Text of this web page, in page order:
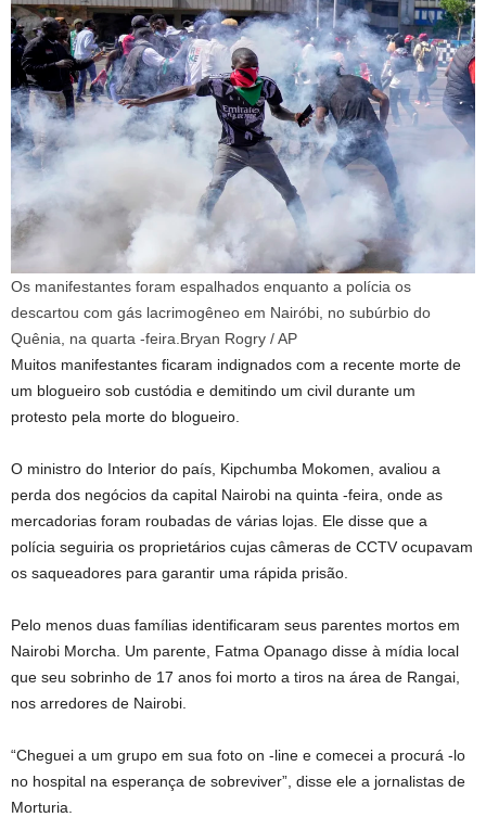
Os manifestantes foram espalhados enquanto a polícia os
descartou com gás lacrimogêneo em Nairóbi, no subúrbio do
Quênia, na quarta -feira. Bryan Rogry / AP
Muitos manifestantes ficaram indignados com a recente morte de
um blogueiro sob custódia e demitindo um civil durante um
protesto pela morte do blogueiro.
O ministro do Interior do país, Kipchumba Mokomen, avaliou a
perda dos negócios da capital Nairobi na quinta -feira, onde as
mercadorias foram roubadas de várias lojas. Ele disse que a
polícia seguiria os proprietários cujas câmeras de CCTV ocupavam
os saqueadores para garantir uma rápida prisão.
Pelo menos duas famílias identificaram seus parentes mortos em
Nairobi Morcha. Um parente, Fatma Opanago disse à mídia local
que seu sobrinho de 17 anos foi morto a tiros na área de Rangai,
nos arredores de Nairobi.
“Cheguei a um grupo em sua foto on -line e comecei a procurá -lo
no hospital na esperança de sobreviver”, disse ele a jornalistas de
Morturia.